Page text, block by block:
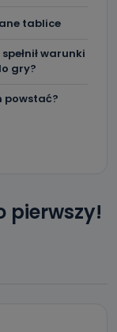
tablice
warunki
gry?
powstać?
pierwszy!